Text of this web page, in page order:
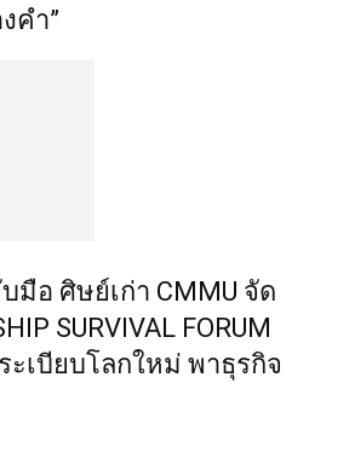
คำ”
มือ ศิษย์เก่า CMMU จัด
SURVIVAL FORUM
ะเบียบโลกใหม่ พาธุรกิจ